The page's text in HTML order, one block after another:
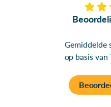
Gemiddelde
op basis van